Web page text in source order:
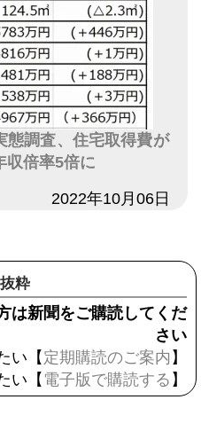
態調査、住宅取得費が
収倍率5倍に
2022年10月06日
粋
は新聞をご購読してくだ
さい
い【 定期購読のご案内 】
い【 電子版で購読する 】